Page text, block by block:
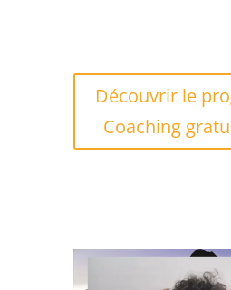
Découvrir le
Coaching